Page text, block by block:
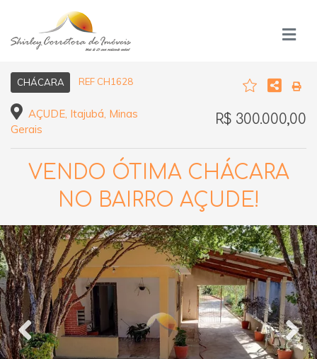
CHÁCARA REF CH1628
AÇUDE, Itajubá, Minas
Gerais
R$ 300.000,00
VENDO ÓTIMA CHÁCARA
NO BAIRRO AÇUDE!